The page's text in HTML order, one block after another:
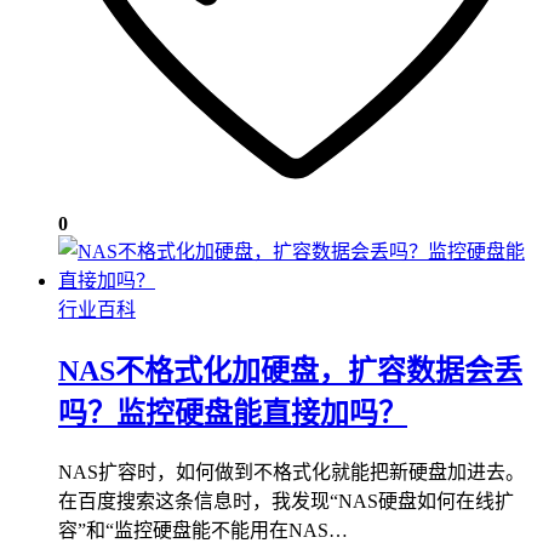
0
行业百科
NAS不格式化加硬盘，扩容数据会丢
吗？监控硬盘能直接加吗？
NAS扩容时，如何做到不格式化就能把新硬盘加进去。
在百度搜索这条信息时，我发现“NAS硬盘如何在线扩
容”和“监控硬盘能不能用在NAS…